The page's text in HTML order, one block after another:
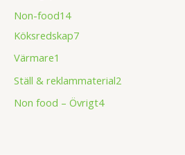
Non-food14
Köksredskap7
Värmare1
Ställ & reklammaterial2
Non food – Övrigt4